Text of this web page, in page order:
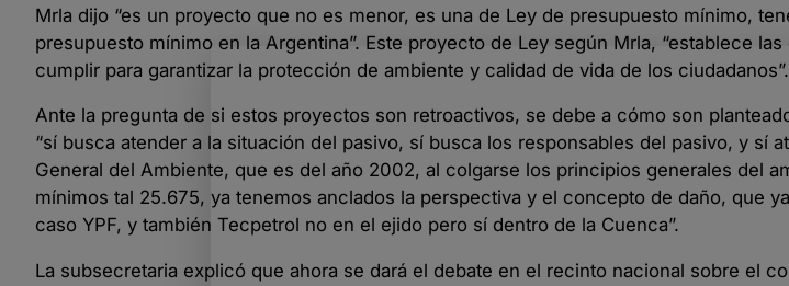
Mrla dijo “es un proyecto que no es menor, es una de Ley de presupuesto mínimo,
presupuesto mínimo en la Argentina”. Este proyecto de Ley según Mrla, “establece
cumplir para garantizar la protección de ambiente y calidad de vida de los ciudadanos”.
Ante la pregunta de si estos proyectos son retroactivos, se debe a cómo son
“sí busca atender a la situación del pasivo, sí busca los responsables del pasivo, y sí
General del Ambiente, que es del año 2002, al colgarse los principios generales del
mínimos tal 25.675, ya tenemos anclados la perspectiva y el concepto de daño, que
caso YPF, y también Tecpetrol no en el ejido pero sí dentro de la Cuenca”.
La subsecretaria explicó que ahora se dará el debate en el recinto nacional sobre el